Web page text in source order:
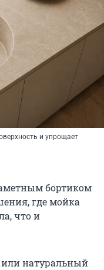
и упрощает
бортиком
где мойка
что и
натуральный